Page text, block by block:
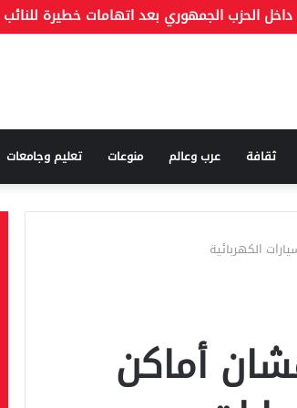
ثقافة عرب وعالم منوعات تعليم وجامعات
الكهربائية
أماكن